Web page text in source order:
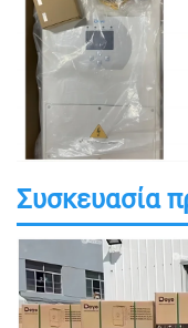
Συσκευασία